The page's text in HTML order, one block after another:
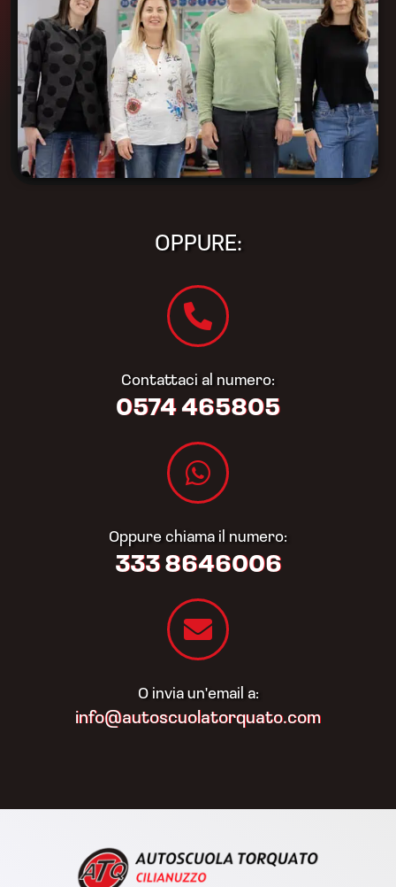
OPPURE:
Contattaci al numero:
0574 465805​
Oppure chiama il numero:
333 8646006
O invia un'email a:
info@autoscuolatorquato.com